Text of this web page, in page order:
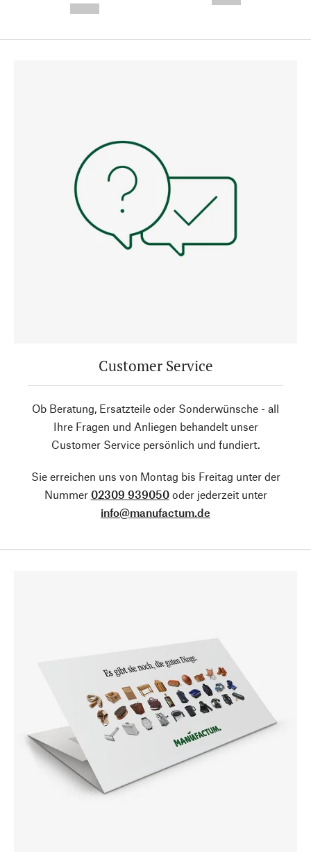
Customer Service
Ob Beratung, Ersatzteile oder Sonderwünsche - all
Ihre Fragen und Anliegen behandelt unser
Customer Service persönlich und fundiert.
Sie erreichen uns von Montag bis Freitag unter der
Nummer 02309 939050oder jederzeit unter
info@manufactum.de